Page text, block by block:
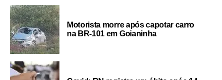
Motorista morre após capotar carro
na BR-101 em Goianinha